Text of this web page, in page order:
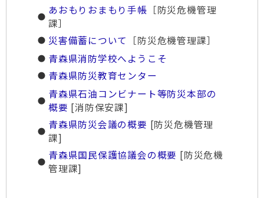
あおもりおまもり手帳 ［防災危機管理
課］
災害備蓄について
［防災危機管理課］
青森県消防学校へようこそ
青森県防災教育センター
青森県石油コンビナート等防災本部の
概要 [消防保安課]
青森県防災会議の概要 [防災危機管理
課]
青森県国民保護協議会の概要 [防災危機
管理課]